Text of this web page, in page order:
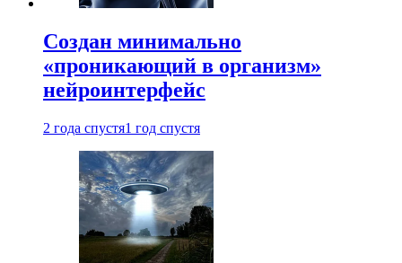
Создан минимально
«проникающий в организм»
нейроинтерфейс
2 года спустя1 год спустя